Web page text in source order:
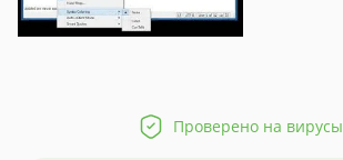
Проверено на вирусы